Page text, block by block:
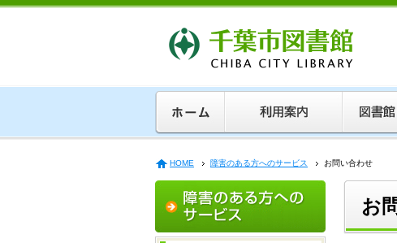
HOME 障害のある方へのサービス お問い合わせ
お